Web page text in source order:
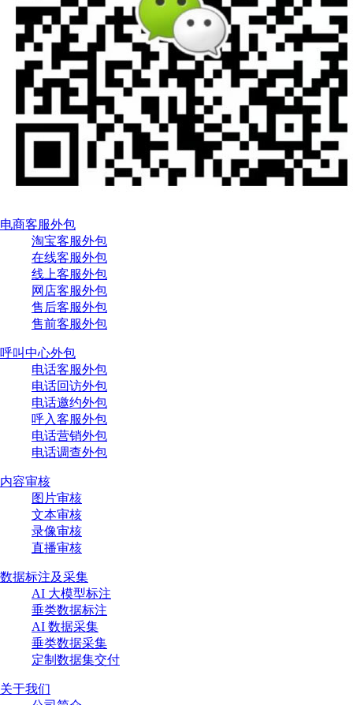
电商客服外包
淘宝客服外包
在线客服外包
线上客服外包
网店客服外包
售后客服外包
售前客服外包
呼叫中心外包
电话客服外包
电话回访外包
电话邀约外包
呼入客服外包
电话营销外包
电话调查外包
内容审核
图片审核
文本审核
录像审核
直播审核
数据标注及采集
AI 大模型标注
垂类数据标注
AI 数据采集
垂类数据采集
定制数据集交付
关于我们